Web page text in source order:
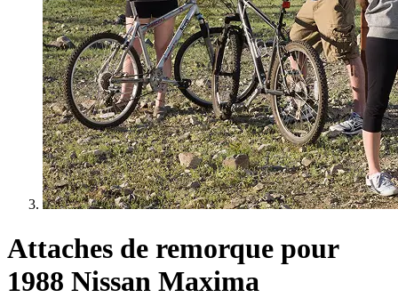
Attaches de remorque pour
1988 Nissan Maxima